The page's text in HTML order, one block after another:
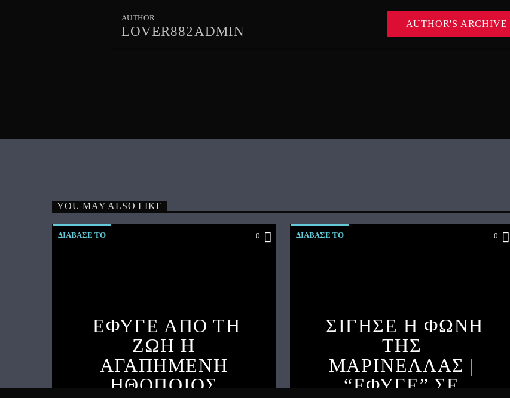
AUTHOR
LOVER882ADMIN
AUTHOR'S ARCHIVE
YOU MAY ALSO LIKE
ΔΙΑΒΑΣΕ ΤΟ 0
ΕΦΥΓΕ ΑΠΟ ΤΗ
ΖΩΗ Η
ΑΓΑΠΗΜΕΝΗ
ΗΘΟΠΟΙΟΣ
ΔΙΑΒΑΣΕ ΤΟ 0
ΣΙΓΗΣΕ Η ΦΩΝΗ
ΤΗΣ
ΜΑΡΙΝΕΛΛΑΣ |
“ΕΦΥΓΕ” ΣΕ